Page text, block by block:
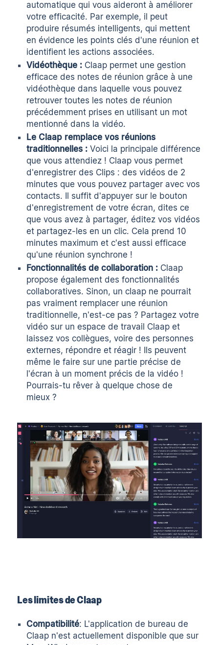
automatique qui vous aideront à améliorer
votre efficacité. Par exemple, il peut
produire résumés intelligents, qui mettent
en évidence les points clés d'une réunion et
identifient les actions associées.
Vidéothèque : Claap permet une gestion
efficace des notes de réunion grâce à une
vidéothèque dans laquelle vous pouvez
retrouver toutes les notes de réunion
précédemment prises en utilisant un mot
mentionné dans la vidéo.
Le Claap remplace vos réunions
traditionnelles :Voici la principale différence
que vous attendiez ! Claap vous permet
d'enregistrer des Clips : des vidéos de 2
minutes que vous pouvez partager avec vos
contacts. Il suffit d'appuyer sur le bouton
d'enregistrement de votre écran, dites ce
que vous avez à partager, éditez vos vidéos
et partagez-les en un clic. Cela prend 10
minutes maximum et c'est aussi efficace
qu'une réunion synchrone !
Fonctionnalités de collaboration : Claap
propose également des fonctionnalités
collaboratives. Sinon, un claap ne pourrait
pas vraiment remplacer une réunion
traditionnelle, n'est-ce pas ? Partagez votre
vidéo sur un espace de travail Claap et
laissez vos collègues, voire des personnes
externes, répondre et réagir ! Ils peuvent
même le faire sur une partie précise de
l'écran à un moment précis de la vidéo !
Pourrais-tu rêver à quelque chose de
mieux ?
Les limites de Claap
Compatibilité: L'application de bureau de
Claap n'est actuellement disponible que sur